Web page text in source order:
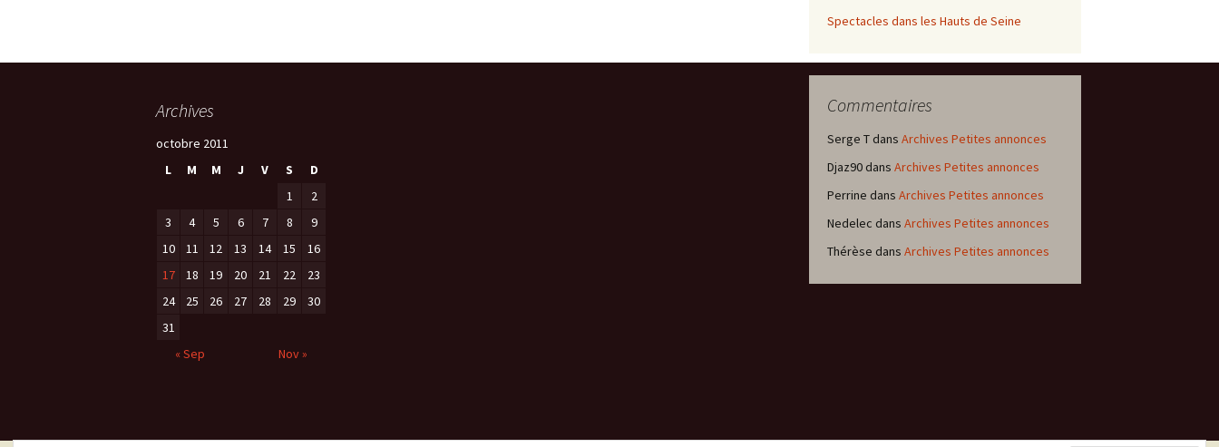
Spectacles dans les Hauts de Seine
Commentaires
Serge Tdans Archives Petites annonces
Djaz90dans Archives Petites annonces
Perrine dans Archives Petites annonces
Nedelec dans Archives Petites annonces
Thérèse dans Archives Petites annonces
Archives
octobre 2011
L
M M J V S
D
1
2
3
4 5 6 7 8
9
10
11 12 13 14 15
16
17
18 19 20 21 22
23
24
25 26 27 28 29
30
31
« Sep
Nov »